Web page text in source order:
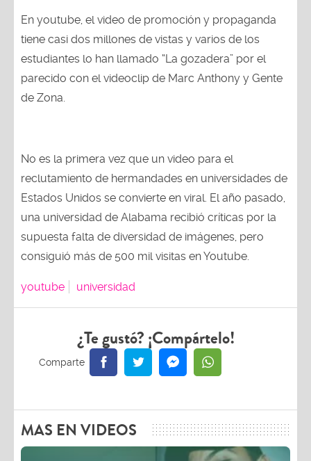
En youtube, el video de promoción y propaganda
tiene casi dos millones de vistas y varios de los
estudiantes lo han llamado “La gozadera” por el
parecido con el videoclip de Marc Anthony y Gente
de Zona.
No es la primera vez que un video para el
reclutamiento de hermandades en universidades de
Estados Unidos se convierte en viral. El año pasado,
una universidad de Alabama recibió críticas por la
supuesta falta de diversidad de imágenes, pero
consiguió más de 500 mil visitas en Youtube.
youtube universidad
¿Te gustó? ¡Compártelo!
MAS EN VIDEOS